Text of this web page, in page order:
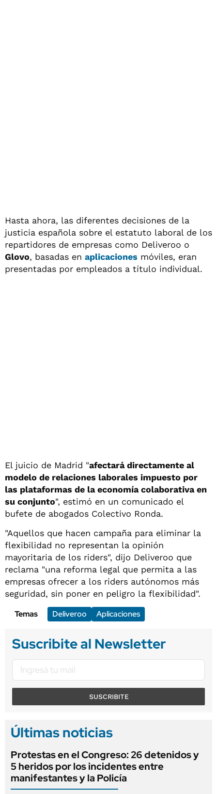
Hasta ahora, las diferentes decisiones de la
justicia española sobre el estatuto laboral de los
repartidores de empresas como Deliveroo o
Glovo, basadas en aplicaciones móviles, eran
presentadas por empleados a título individual.
El juicio de Madrid "afectará directamente al
modelo de relaciones laborales impuesto por
las plataformas de la economía colaborativa en
su conjunto", estimó en un comunicado el
bufete de abogados Colectivo Ronda.
"Aquellos que hacen campaña para eliminar la
flexibilidad no representan la opinión
mayoritaria de los riders", dijo Deliveroo que
reclama "una reforma legal que permita a las
empresas ofrecer a los riders autónomos más
seguridad, sin poner en peligro la flexibilidad".
Temas
Deliveroo Aplicaciones
Suscribite al Newsletter
SUSCRIBITE
Últimas noticias
Protestas en el Congreso: 26 detenidos y
5 heridos por los incidentes entre
manifestantes y la Policía